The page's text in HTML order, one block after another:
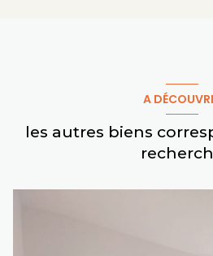
A
les autres biens